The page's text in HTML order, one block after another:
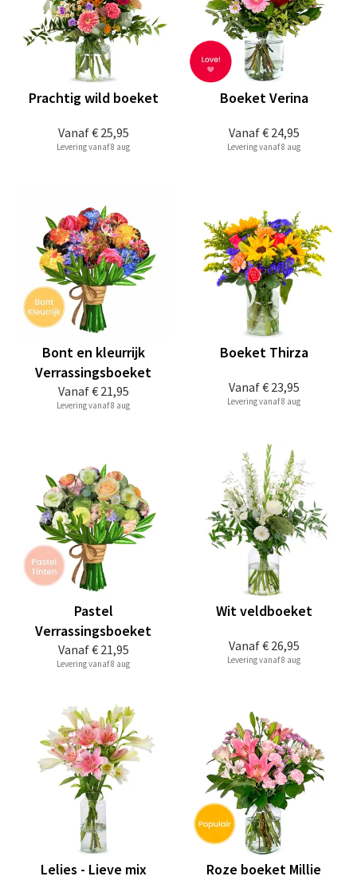
Vanaf€ 25,95
Prachtig wild boeket
Levering vanaf 8 aug
Vanaf€ 24,95
Boeket Verina
Levering vanaf 8 aug
Vanaf€ 21,95
Bont en kleurrijk
Verrassingsboeket
Levering vanaf 8 aug
Vanaf€ 23,95
Boeket Thirza
Levering vanaf 8 aug
Vanaf€ 21,95
Pastel
Verrassingsboeket
Levering vanaf 8 aug
Vanaf€ 26,95
Wit veldboeket
Levering vanaf 8 aug
Lelies - Lieve mix Roze boeket Millie